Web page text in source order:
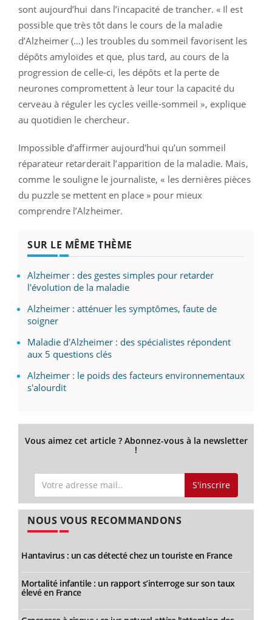
sont aujourd’hui dans l’incapacité de trancher. « Il est
possible que très tôt dans le cours de la maladie
d’Alzheimer (…) les troubles du sommeil favorisent les
dépôts amyloïdes et que, plus tard, au cours de la
progression de celle-ci, les dépôts et la perte de
neurones compromettent à leur tour la capacité du
cerveau à réguler les cycles veille-sommeil », explique
au quotidien le chercheur.
Impossible d’affirmer aujourd'hui qu’un sommeil
réparateur retarderait l’apparition de la maladie. Mais,
comme le souligne le journaliste, « les dernières pièces
du puzzle se mettent en place » pour mieux
comprendre l’Alzheimer.
SUR LE MÊME THÈME
Alzheimer : des gestes simples pour retarder
l'évolution de la maladie
Alzheimer : atténuer les symptômes, faute de
soigner
Maladie d'Alzheimer : des spécialistes répondent
aux 5 questions clés
Alzheimer : le poids des facteurs environnementaux
s'alourdit
Vous aimez cet article ? Abonnez-vous à la newsletter
!
S'inscrire
NOUS VOUS RECOMMANDONS
Hantavirus : un cas détecté chez un touriste en France
Mortalité infantile : un rapport s’interroge sur son taux
élevé en France